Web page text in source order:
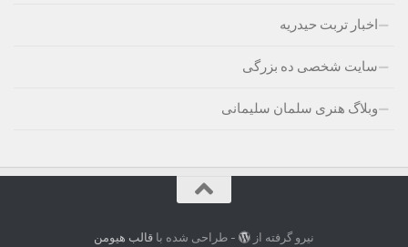
اخبار تربت حیدریه
سایت شخصی ده بزرگی
وبلاگ هنری سلمان سلیمانی
نیرو گرفته از - طراحی شده باقالب هیومن